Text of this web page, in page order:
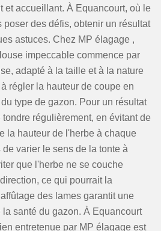
et accueillant. À Equancourt, où le
poser des défis, obtenir un résultat
astuces. Chez MP élagage ,
impeccable commence par
adapté à la taille et à la nature
régler la hauteur de coupe en
type de gazon. Pour un résultat
régulièrement, en évitant de
la hauteur de l'herbe à chaque
varier le sens de la tonte à
que l'herbe ne se couche
ce qui pourrait la
des lames garantit une
santé du gazon. À Equancourt
entretenue par MP élagage est